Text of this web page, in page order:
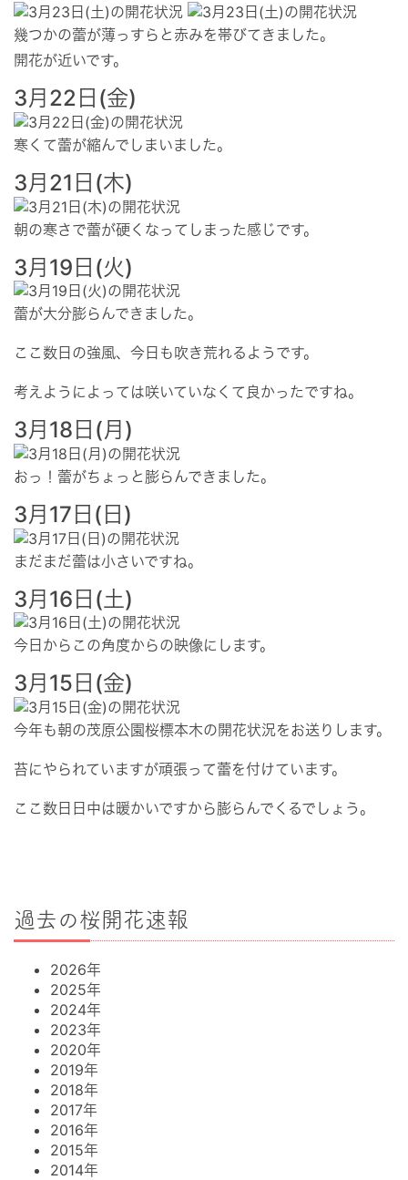
幾つかの蕾が薄っすらと赤みを帯びてきました。
開花が近いです。
3月22日(金)
寒くて蕾が縮んでしまいました。
3月21日(木)
朝の寒さで蕾が硬くなってしまった感じです。
3月19日(火)
蕾が大分膨らんできました。
ここ数日の強風、今日も吹き荒れるようです。
考えようによっては咲いていなくて良かったですね。
3月18日(月)
おっ！蕾がちょっと膨らんできました。
3月17日(日)
まだまだ蕾は小さいですね。
3月16日(土)
今日からこの角度からの映像にします。
3月15日(金)
今年も朝の茂原公園桜標本木の開花状況をお送りします。
苔にやられていますが頑張って蕾を付けています。
ここ数日日中は暖かいですから膨らんでくるでしょう。
過去の桜開花速報
2026年
2025年
2024年
2023年
2020年
2019年
2018年
2017年
2016年
2015年
2014年